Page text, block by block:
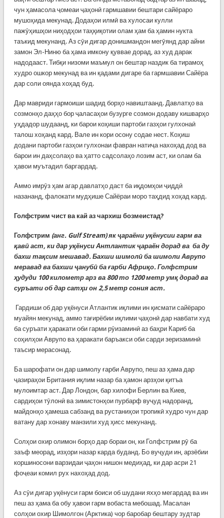
чун ҳамасола ҷомеаи ҷаҳонӣ гармшавии бештари сайёраро
мушоҳида мекунад. Додаҳои илмӣ ва хулосаи кулли
пажӯҳишҳои ниҳодҳои таҳқиқотии олам ҳам ба ҳамин нукта
таъкид мекунанд. Аз сӯи дигар донишмандон мегӯянд дар айни
замон Эл-Ниню ба ҳама имкону қуввае дорад, аз худ дарак
надодааст. Тибқи низоми маъмул он бештар наздик ба тирамоҳ
худро ошкор мекунад ва ин қадами дигаре ба гармшавии Сайёра
дар соли оянда хоҳад буд.
Дар мавриди гармоиши шадид борҳо навиштаанд. Давлатҳо ва
созмонҳо даҳҳо бор ҷаласаҳои бузурге созмон додаву кишварҳо
уҳдадор шудаанд, ки барои коҳиши партоби газҳои гулхонаӣ
талош хоҳанд кард. Вале ин кори осону содае нест. Коҳиш
додани партоби газҳои гулхонаи фавран натиҷа нахоҳад дод ва
барои ин даҳсолаҳо ва ҳатто садсолаҳо лозим аст, ки олам ба
ҳавои муътадил баргардад.
Аммо имрӯз ҳам агар давлатҳо даст ба иқдомҳои ҷиддӣ
назананд, фалокати мудҳише Сайёраи моро таҳдид хоҳад кард.
Голфстрим чист ва кай аз чархиш бозмеистад?
Голфстрим (анг. Gulf Stream) як ҷараёни уқёнусии гарм ва
қавӣ аст, ки дар уқёнуси Антлантик ҷараён дорад ва ба ду
бахш тақсим мешавад. Бахши шимолӣ ба шимоли Аврупо
меравад ва бахши ҷанубӣ ба ғарби Африқо. Голфстрим
ҳудуди 100 километр арз ва 800 то 1200 метр умқ дорад ва
суръати об дар сатҳи он 2,5 метр сония аст.
Гардиши об дар уқёнуси Атлантик иқлими ин қисмати сайёраро
муайян мекунад, аммо тағирёбии иқлими ҷаҳонӣ дар навбати худ
ба суръати ҳаракати оби гарми рӯизаминӣ аз баҳри Кариб ба
соҳилҳои Аврупо ва ҳаракати баръакси оби сарди зеризаминӣ
таъсир мерасонад.
Ба шарофати он дар шимолу ғарби Аврупо, пеш аз ҳама дар
ҷазираҳои Британия иқлим назар ба ҳамон арзҳои қитъа
мулоимтар аст. Дар Лондон, бар хилофи Берлин ва Киев,
сардиҳои тӯлонӣ ва зимистонҳои пурбарф вуҷуд надоранд,
майдонҳо ҳамеша сабзанд ва рустаниҳои тропикӣ худро чун дар
ватану дар хонаву манзили худ ҳисс мекунанд.
Солҳои охир олимон борҳо дар бораи он, ки Голфстрим рӯ ба
заъф меорад, изҳори назар карда буданд. Бо вуҷуди ин, арзёбии
коршиносони варзидаи ҷаҳон нишон медиҳад, ки дар асри 21
фоҷеаи комил рух нахоҳад дод.
Аз сӯи дигар уқёнуси гарм боиси об шудани яхҳо мегардад ва ин
пеш аз ҳама ба обу ҳавои гарм вобаста мебошад. Масалан
солҳои охир Шимолгон (Арктика) чор баробар бештару зудтар